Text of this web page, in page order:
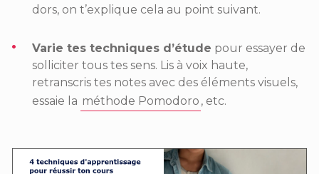
dors, on t’explique cela au point suivant.
Varie tes techniques d’étude pour essayer de
solliciter tous tes sens. Lis à voix haute,
retranscris tes notes avec des éléments visuels,
essaie la méthode Pomodoro , etc.